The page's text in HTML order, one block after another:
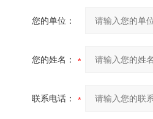
您的单位：
您的姓名：
联系电话：